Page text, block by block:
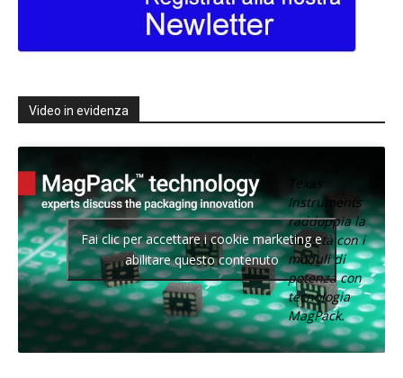
Video in evidenza
Texas
Instruments
raddoppia la
densità con i
moduli di
potenza con
tecnologia
MagPack.
Fai clic per accettare i cookie marketing e
abilitare questo contenuto